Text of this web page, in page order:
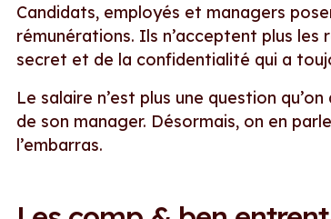
Candidats, employés et managers
rémunérations. Ils n’acceptent plus les
secret et de la confidentialité qui a
Le salaire n’est plus une question
de son manager. Désormais, on en
l’embarras.